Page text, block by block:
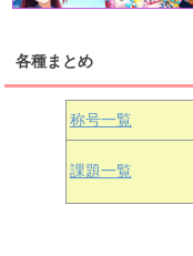
津島善子
中須かすみ
各種まとめ
称号一覧
課題一覧